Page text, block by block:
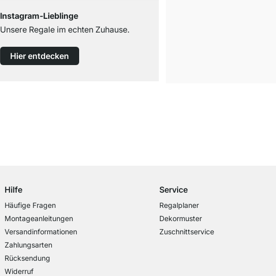
Instagram-Lieblinge
Unsere Regale im echten Zuhause.
Hier entdecken
Hilfe
Häufige Fragen
Montageanleitungen
Versandinformationen
Zahlungsarten
Rücksendung
Widerruf
Service
Regalplaner
Dekormuster
Zuschnittservice